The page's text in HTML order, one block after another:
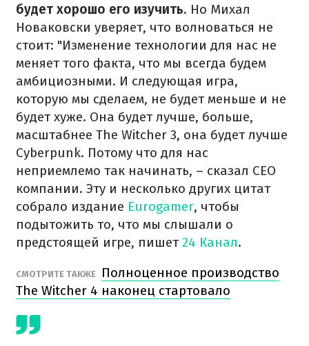
будет хорошо его изучить. Но Михал
Новаковски уверяет, что волноваться не
стоит: "Изменение технологии для нас не
меняет того факта, что мы всегда будем
амбициозными. И следующая игра,
которую мы сделаем, не будет меньше и не
будет хуже. Она будет лучше, больше,
масштабнее The Witcher 3, она будет лучше
Cyberpunk. Потому что для нас
неприемлемо так начинать, – сказал CEO
компании. Эту и несколько других цитат
собрало издание Eurogamer, чтобы
подытожить то, что мы слышали о
предстоящей игре, пишет24 Канал.
СМОТРИТЕ ТАКЖЕ
Полноценное производство
The Witcher 4 наконец стартовало